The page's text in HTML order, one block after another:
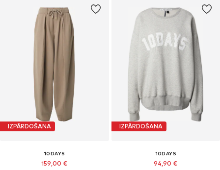
IZPĀRDOŠANA
10DAYS
159,00 €
IZPĀRDOŠANA
10DAYS
94,90 €